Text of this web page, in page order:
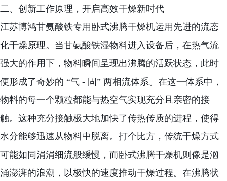
二、创新工作原理，开启高效干燥新时代
江苏博鸿甘氨酸铁专用卧式沸腾干燥机运用先进的流态
化干燥原理。当甘氨酸铁湿物料进入设备后，在热气流
强大的作用下，物料瞬间呈现出沸腾的活跃状态，此时
便形成了奇妙的 “气 - 固” 两相流体系。在这一体系中，
物料的每一个颗粒都能与热空气实现充分且亲密的接
触。这种充分接触极大地加快了传热传质的进程，使得
水分能够迅速从物料中脱离。打个比方，传统干燥方式
可能如同涓涓细流般缓慢，而卧式沸腾干燥机则像是汹
涌澎湃的浪潮，以极快的速度推动干燥过程。在沸腾状